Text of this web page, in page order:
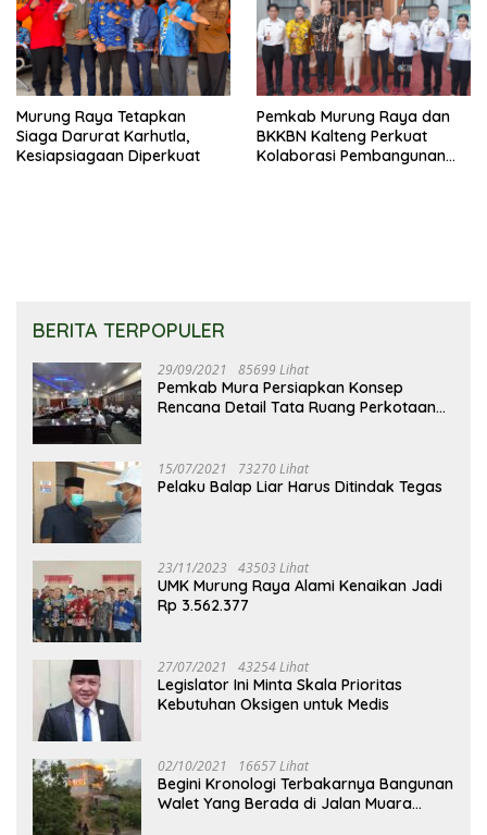
Murung Raya Tetapkan
Siaga Darurat Karhutla,
Kesiapsiagaan Diperkuat
Pemkab Murung Raya dan
BKKBN Kalteng Perkuat
Kolaborasi Pembangunan
BERITA TERPOPULER
29/09/2021 85699 Lihat
Pemkab Mura Persiapkan Konsep
Rencana Detail Tata Ruang Perkotaan
15/07/2021 73270 Lihat
Pelaku Balap Liar Harus Ditindak Tegas
23/11/2023 43503 Lihat
UMK Murung Raya Alami Kenaikan Jadi
Rp 3.562.377
27/07/2021 43254 Lihat
Legislator Ini Minta Skala Prioritas
Kebutuhan Oksigen untuk Medis
02/10/2021 16657 Lihat
Begini Kronologi Terbakarnya Bangunan
Walet Yang Berada di Jalan Muara